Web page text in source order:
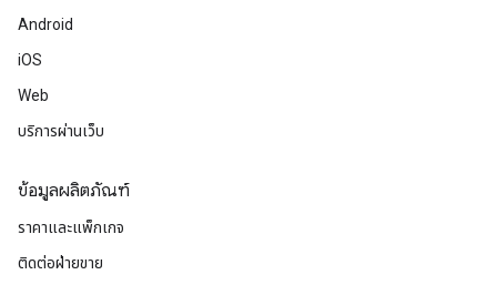
Android
iOS
Web
บริการผ่านเว็บ
ข้อมูลผลิตภัณฑ์
ราคาและแพ็กเกจ
ติดต่อฝ่ายขาย